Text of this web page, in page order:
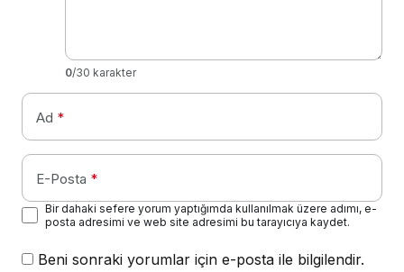
0/30 karakter
Ad *
E-Posta *
Bir dahaki sefere yorum yaptığımda kullanılmak üzere adımı, e-
posta adresimi ve web site adresimi bu tarayıcıya kaydet.
Beni sonraki yorumlar için e-posta ile bilgilendir.